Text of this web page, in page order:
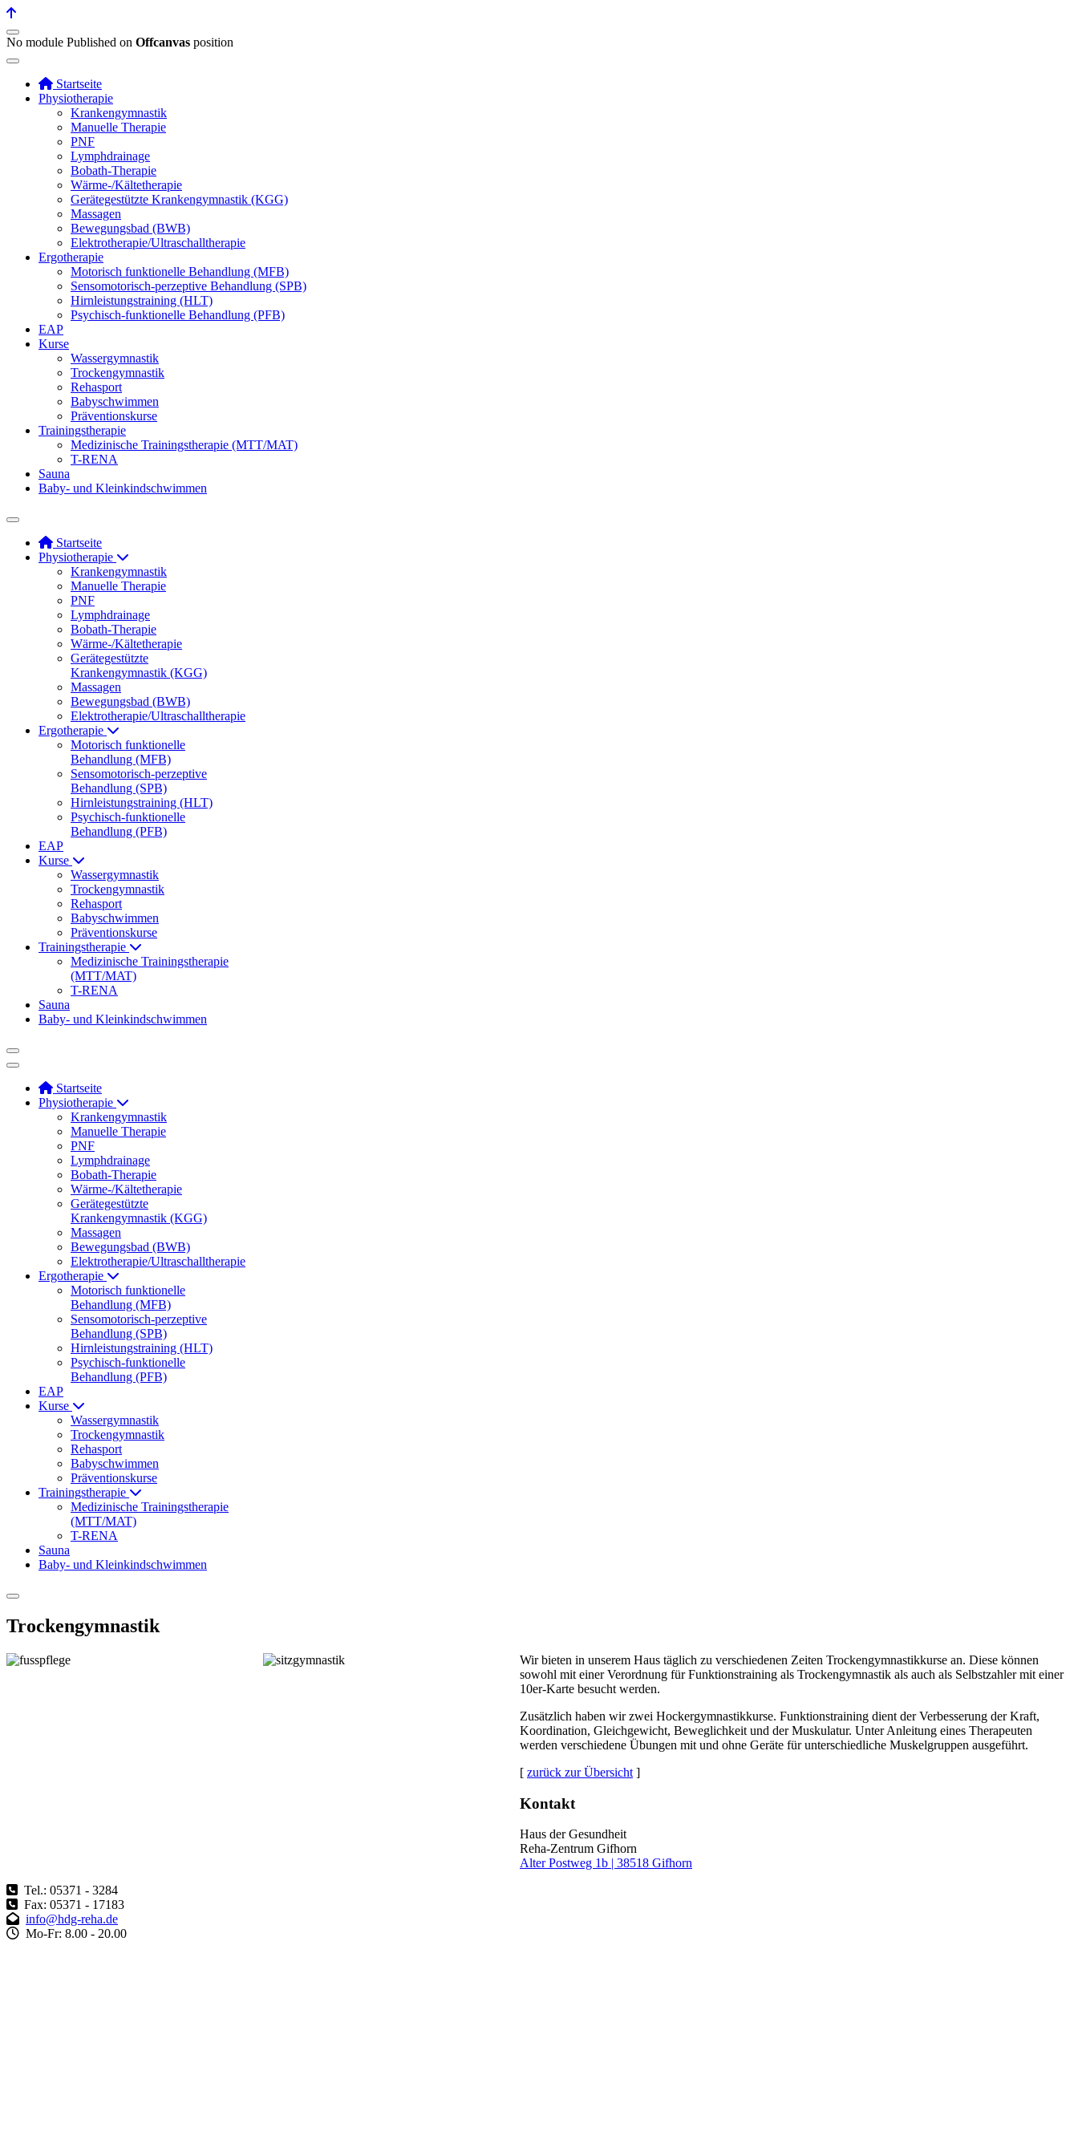
No module Published on Offcanvas position
Startseite
Physiotherapie
Krankengymnastik
Manuelle Therapie
PNF
Lymphdrainage
Bobath-Therapie
Wärme-/Kältetherapie
Gerätegestützte Krankengymnastik (KGG)
Massagen
Bewegungsbad (BWB)
Elektrotherapie/Ultraschalltherapie
Ergotherapie
Motorisch funktionelle Behandlung (MFB)
Sensomotorisch-perzeptive Behandlung (SPB)
Hirnleistungstraining (HLT)
Psychisch-funktionelle Behandlung (PFB)
EAP
Kurse
Wassergymnastik
Trockengymnastik
Rehasport
Babyschwimmen
Präventionskurse
Trainingstherapie
Medizinische Trainingstherapie (MTT/MAT)
T-RENA
Sauna
Baby- und Kleinkindschwimmen
Startseite
Physiotherapie
Krankengymnastik
Manuelle Therapie
PNF
Lymphdrainage
Bobath-Therapie
Wärme-/Kältetherapie
Gerätegestützte
Krankengymnastik (KGG)
Massagen
Bewegungsbad (BWB)
Elektrotherapie/Ultraschalltherapie
Ergotherapie
Motorisch funktionelle
Behandlung (MFB)
Sensomotorisch-perzeptive
Behandlung (SPB)
Hirnleistungstraining (HLT)
Psychisch-funktionelle
Behandlung (PFB)
EAP
Kurse
Wassergymnastik
Trockengymnastik
Rehasport
Babyschwimmen
Präventionskurse
Trainingstherapie
Medizinische Trainingstherapie
(MTT/MAT)
T-RENA
Sauna
Baby- und Kleinkindschwimmen
Startseite
Physiotherapie
Krankengymnastik
Manuelle Therapie
PNF
Lymphdrainage
Bobath-Therapie
Wärme-/Kältetherapie
Gerätegestützte
Krankengymnastik (KGG)
Massagen
Bewegungsbad (BWB)
Elektrotherapie/Ultraschalltherapie
Ergotherapie
Motorisch funktionelle
Behandlung (MFB)
Sensomotorisch-perzeptive
Behandlung (SPB)
Hirnleistungstraining (HLT)
Psychisch-funktionelle
Behandlung (PFB)
EAP
Kurse
Wassergymnastik
Trockengymnastik
Rehasport
Babyschwimmen
Präventionskurse
Trainingstherapie
Medizinische Trainingstherapie
(MTT/MAT)
T-RENA
Sauna
Baby- und Kleinkindschwimmen
Trockengymnastik
Wir bieten in unserem Haus täglich zu verschiedenen Zeiten Trockengymnastikkurse an. Diese können
sowohl mit einer Verordnung für Funktionstraining als Trockengymnastik als auch als Selbstzahler mit einer
10er-Karte besucht werden.
Zusätzlich haben wir zwei Hockergymnastikkurse. Funktionstraining dient der Verbesserung der Kraft,
Koordination, Gleichgewicht, Beweglichkeit und der Muskulatur. Unter Anleitung eines Therapeuten
werden verschiedene Übungen mit und ohne Geräte für unterschiedliche Muskelgruppen ausgeführt.
[ zurück zur Übersicht ]
Kontakt
Haus der Gesundheit
Reha-Zentrum Gifhorn
Alter Postweg 1b | 38518 Gifhorn
Tel.: 05371 - 3284
Fax: 05371 - 17183
info@hdg-reha.de
Mo-Fr: 8.00 - 20.00